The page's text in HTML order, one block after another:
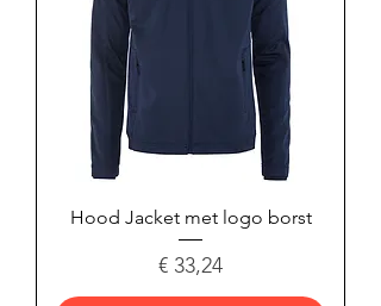
Hood Jacket met logo borst
Prijs
€ 33,24